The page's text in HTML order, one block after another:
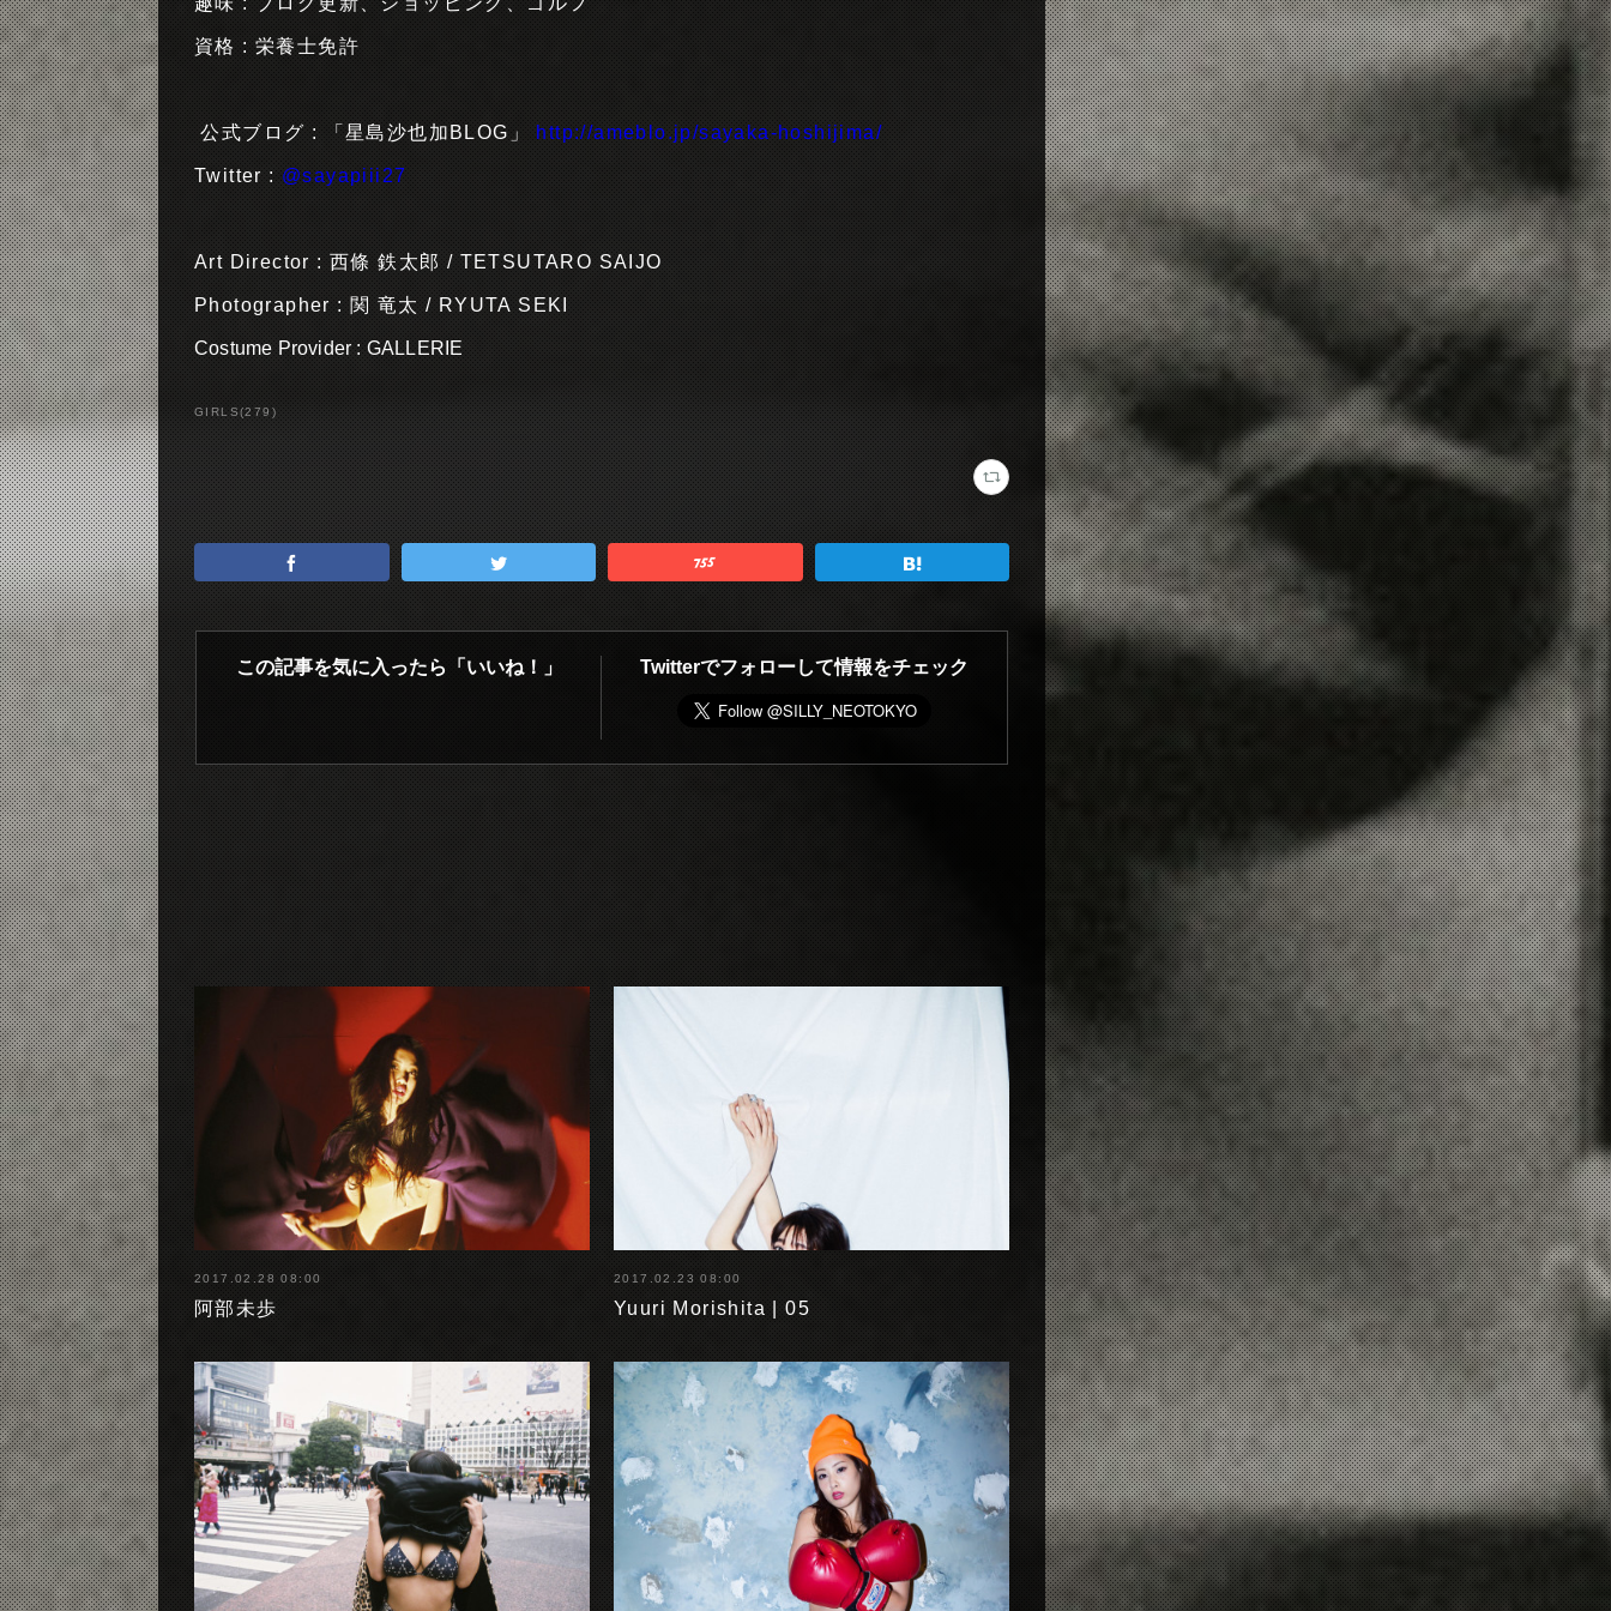
資格 : 栄養士免許
公式ブログ : 「星島沙也加BLOG」 http://ameblo.jp/sayaka-hoshijima/
Twitter : @sayapiii27
Art Director : 西條 鉄太郎 / TETSUTARO SAIJO
Photographer : 関 竜太 / RYUTA SEKI
Costume Provider : GALLERIE
GIRLS(279)
2017.02.28 08:00
阿部未歩
2017.02.23 08:00
Yuuri Morishita | 05